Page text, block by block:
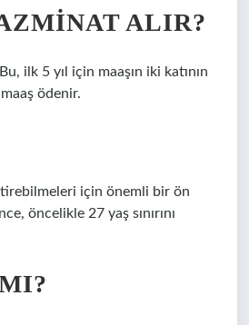
ALIR?
ilk 5 yıl için maaşın iki katının
ödenir.
için önemli bir ön
öncelikle 27 yaş sınırını